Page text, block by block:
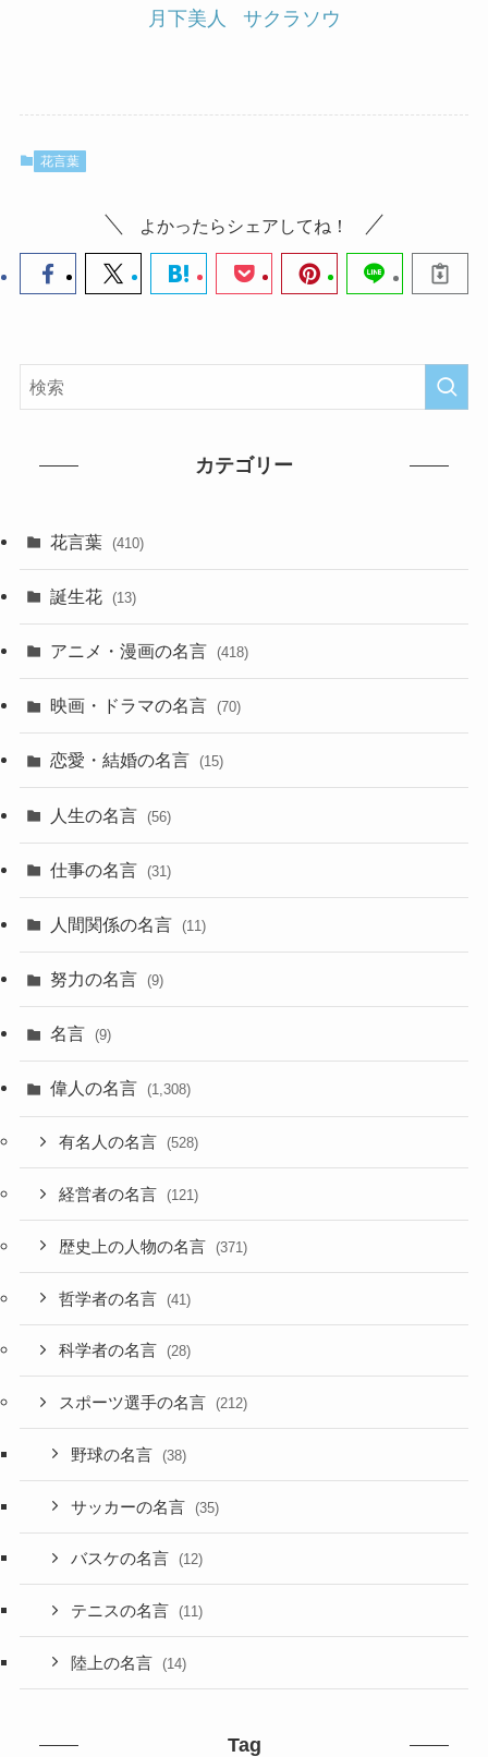
月下美人 サクラソウ
花言葉
よかったらシェアしてね！
カテゴリー
花言葉 (410)
誕生花 (13)
アニメ・漫画の名言 (418)
映画・ドラマの名言 (70)
恋愛・結婚の名言 (15)
人生の名言 (56)
仕事の名言 (31)
人間関係の名言 (11)
努力の名言 (9)
名言 (9)
偉人の名言 (1,308)
有名人の名言 (528)
経営者の名言 (121)
歴史上の人物の名言 (371)
哲学者の名言 (41)
科学者の名言 (28)
スポーツ選手の名言 (212)
野球の名言 (38)
サッカーの名言 (35)
バスケの名言 (12)
テニスの名言 (11)
陸上の名言 (14)
Tag